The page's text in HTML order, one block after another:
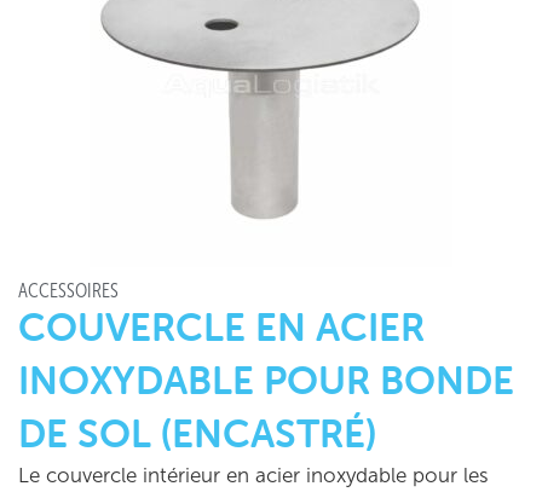
ACCESSOIRES
COUVERCLE EN ACIER
INOXYDABLE POUR BONDE
DE SOL (ENCASTRÉ)
Le couvercle intérieur en acier inoxydable pour les